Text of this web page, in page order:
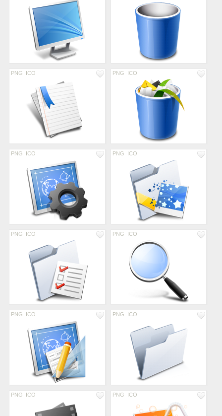
PNG ICO PNG ICO
PNG ICO PNG ICO
PNG ICO PNG ICO
PNG ICO PNG ICO
PNG ICO PNG ICO